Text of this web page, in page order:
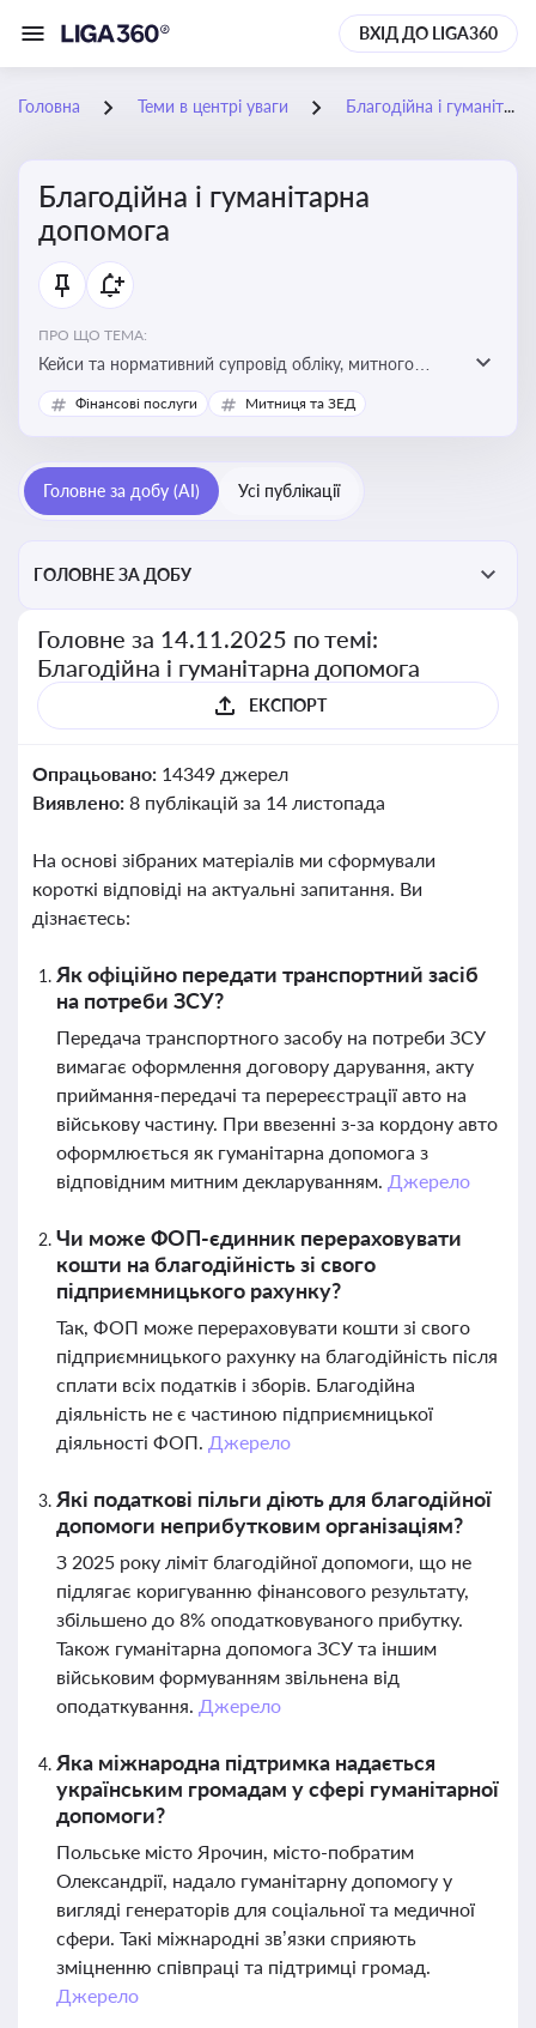
ВХІД ДО LIGA360
Головна Теми в центрі уваги Благодійна і гуманітарна допомога
Благодійна і гуманітарна
допомога
ПРО ЩО ТЕМА:
Кейси та нормативний супровід обліку, митного
оформлення, контролю та утилізації гуманітарної або
благодійної допомоги
Фінансові послуги Митниця та ЗЕД
Головне за добу (AI) Усі публікації
ГОЛОВНЕ ЗА ДОБУ
Головне за 14.11.2025 по темі:
Благодійна і гуманітарна допомога
ЕКСПОРТ
Опрацьовано: 14349 джерел
Виявлено: 8 публікацій за 14 листопада
На основі зібраних матеріалів ми сформували
короткі відповіді на актуальні запитання. Ви
дізнаєтесь:
Як офіційно передати транспортний засіб
на потреби ЗСУ?
Передача транспортного засобу на потреби ЗСУ
вимагає оформлення договору дарування, акту
приймання-передачі та перереєстрації авто на
військову частину. При ввезенні з-за кордону авто
оформлюється як гуманітарна допомога з
відповідним митним декларуванням. Джерело
Чи може ФОП-єдинник перераховувати
кошти на благодійність зі свого
підприємницького рахунку?
Так, ФОП може перераховувати кошти зі свого
підприємницького рахунку на благодійність після
сплати всіх податків і зборів. Благодійна
діяльність не є частиною підприємницької
діяльності ФОП. Джерело
Які податкові пільги діють для благодійної
допомоги неприбутковим організаціям?
З 2025 року ліміт благодійної допомоги, що не
підлягає коригуванню фінансового результату,
збільшено до 8% оподатковуваного прибутку.
Також гуманітарна допомога ЗСУ та іншим
військовим формуванням звільнена від
оподаткування. Джерело
Яка міжнародна підтримка надається
українським громадам у сфері гуманітарної
допомоги?
Польське місто Ярочин, місто-побратим
Олександрії, надало гуманітарну допомогу у
вигляді генераторів для соціальної та медичної
сфери. Такі міжнародні зв’язки сприяють
зміцненню співпраці та підтримці громад.
Джерело